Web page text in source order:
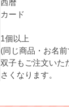
西暦
カード
1個以上
(同じ商品・お名
双子もご注文いた
さくなります。